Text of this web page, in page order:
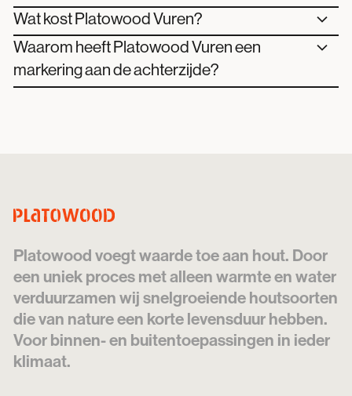
Wat kost Platowood Vuren?
Waarom heeft Platowood Vuren een
markering aan de achterzijde?
Platowood voegt waarde toe aan hout. Door
een uniek proces met alleen warmte en water
verduurzamen wij snelgroeiende houtsoorten
die van nature een korte levensduur hebben.
Voor binnen- en buitentoepassingen in ieder
klimaat.